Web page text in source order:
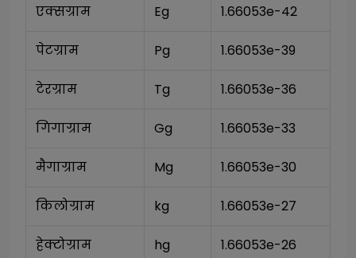
एक्सग्राम Eg 1.66053e-42
पेटग्राम Pg 1.66053e-39
टेरग्राम Tg 1.66053e-36
गिगाग्राम Gg 1.66053e-33
मैगाग्राम Mg 1.66053e-30
किलोग्राम kg 1.66053e-27
हेक्टोग्राम hg 1.66053e-26